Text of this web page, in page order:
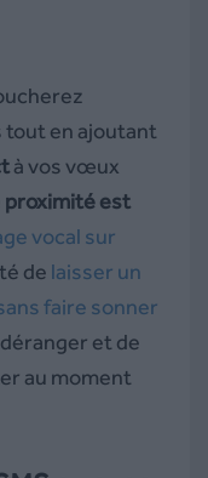
en ajoutant
à vos vœux
proximité est
vocal sur
de laisser un
faire sonner
et de
au moment